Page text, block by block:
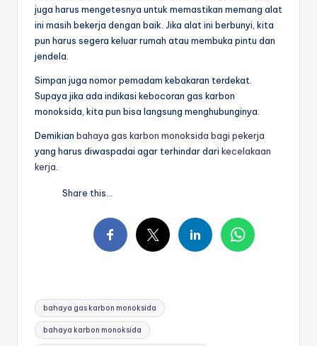
juga harus mengetesnya untuk memastikan memang alat
ini masih bekerja dengan baik. Jika alat ini berbunyi, kita
pun harus segera keluar rumah atau membuka pintu dan
jendela.
Simpan juga nomor pemadam kebakaran terdekat.
Supaya jika ada indikasi kebocoran gas karbon
monoksida, kita pun bisa langsung menghubunginya.
Demikian bahaya gas karbon monoksida bagi pekerja
yang harus diwaspadai agar terhindar dari kecelakaan
kerja
Share this...
Tags:
bahaya gas karbon monoksida
bahaya karbon monoksida